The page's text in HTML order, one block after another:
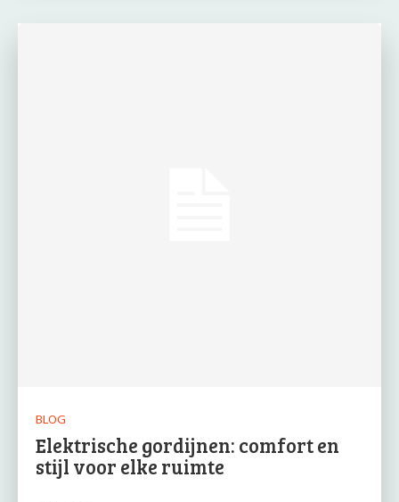
BLOG
Elektrische gordijnen: comfort en
stijl voor elke ruimte